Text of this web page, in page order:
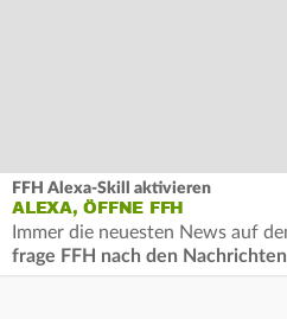
FFH Alexa-Skill aktivieren
ALEXA, ÖFFNE FFH
Immer die neuesten News auf
frage FFH nach den Nachrichten